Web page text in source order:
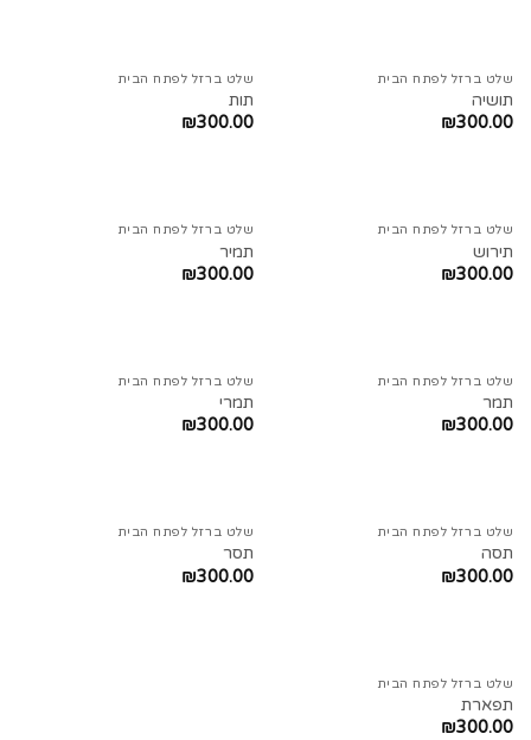
שלט ברזל לפתח הבית
תושיה
₪300.00
שלט ברזל לפתח הבית
תות
₪300.00
שלט ברזל לפתח הבית
תירוש
₪300.00
שלט ברזל לפתח הבית
תמיר
₪300.00
שלט ברזל לפתח הבית
תמר
₪300.00
שלט ברזל לפתח הבית
תמרי
₪300.00
שלט ברזל לפתח הבית
תסה
₪300.00
שלט ברזל לפתח הבית
תסר
₪300.00
שלט ברזל לפתח הבית
תפארת
₪300.00